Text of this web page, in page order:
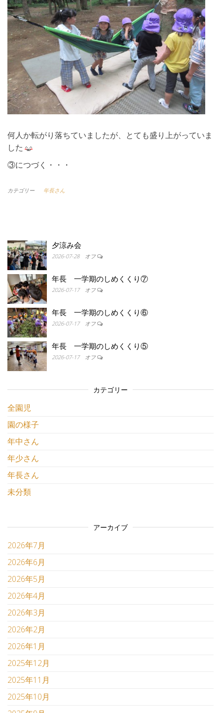
何人か転がり落ちていましたが、とても盛り上がっていま
した
③につづく・・・
カテゴリー 年長さん
夕涼み会
2026-07-28 オフ
年長 一学期のしめくくり⑦
2026-07-17 オフ
年長 一学期のしめくくり⑥
2026-07-17 オフ
年長 一学期のしめくくり⑤
2026-07-17 オフ
カテゴリー
全園児
園の様子
年中さん
年少さん
年長さん
未分類
アーカイブ
2026年7月
2026年6月
2026年5月
2026年4月
2026年3月
2026年2月
2026年1月
2025年12月
2025年11月
2025年10月